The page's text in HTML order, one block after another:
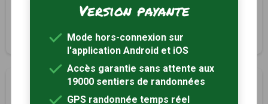
Le Plateau de Briesse à 3km
6.3 km Tracé GPS
Montagne de Sainte-Euphémieà 4km
Manas, Drôme (26)
Version payante
Mode hors-connexion sur
l'application Android et iOS
Accès garantie sans attente aux
19000 sentiers de randonnées
GPS randonnée temps réel